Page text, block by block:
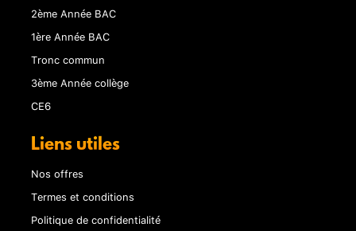
2ème Année BAC
1ère Année BAC
Tronc commun
3ème Année collège
CE6
Liens utiles
Nos offres
Termes et conditions
Politique de confidentialité